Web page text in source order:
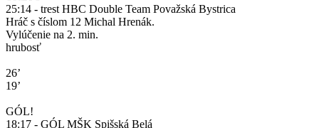
25:14 - trest HBC Double Team Považská Bystrica
Hráč s číslom 12 Michal Hrenák.
Vylúčenie na 2. min.
hrubosť
26’
19’
GÓL!
18:17 - GÓL MŠK Spišská Belá